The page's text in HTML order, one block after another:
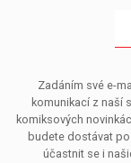
Zadáním své e-
komunikací z naší
komiksových
budete dostávat
účastnit se i